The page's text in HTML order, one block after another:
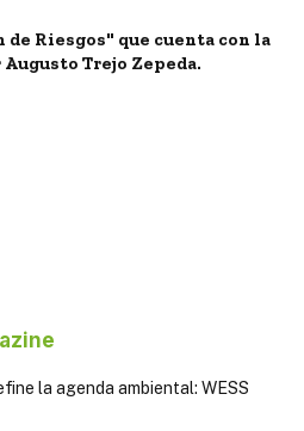
Riesgos" que cuenta con la
Trejo Zepeda.
la agenda ambiental: WESS